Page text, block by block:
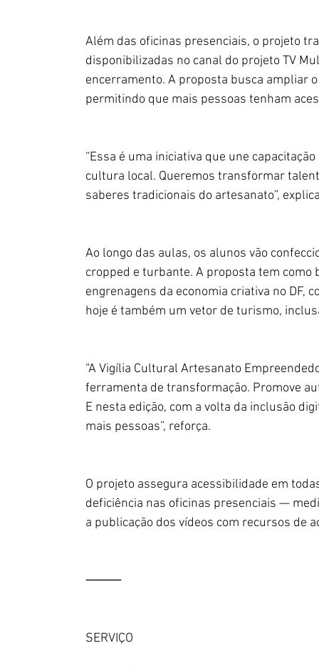
Além das oficinas presenciais, o projeto
disponibilizadas no canal do projeto TV
encerramento. A proposta busca ampliar
permitindo que mais pessoas tenham
“Essa é uma iniciativa que une
cultura local. Queremos transformar
saberes tradicionais do artesanato”,
Ao longo das aulas, os alunos vão
cropped e turbante. A proposta tem
engrenagens da economia criativa no
hoje é também um vetor de turismo,
“A Vigília Cultural Artesanato
ferramenta de transformação. Promove
E nesta edição, com a volta da inclusão
mais pessoas”, reforça.
O projeto assegura acessibilidade em
deficiência nas oficinas presenciais —
a publicação dos vídeos com recursos de
⸻
SERVIÇO